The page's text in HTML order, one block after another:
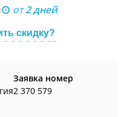
от2 дней
скидку?
Заявка номер
2 370 579